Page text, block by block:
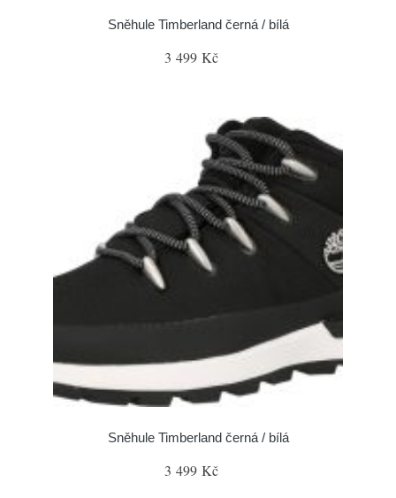
Sněhule Timberland černá / bílá
3 499 Kč
Sněhule Timberland černá / bílá
3 499 Kč